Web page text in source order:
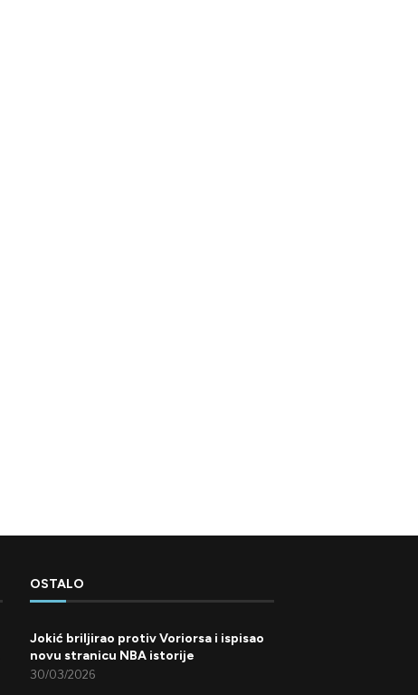
OSTALO
Jokić briljirao protiv Voriorsa i ispisao
novu stranicu NBA istorije
30/03/2026